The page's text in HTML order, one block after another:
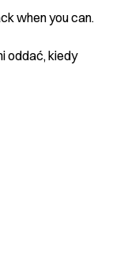
when you can.
oddać, kiedy